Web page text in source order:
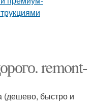
remont-
(дешево, быстро и